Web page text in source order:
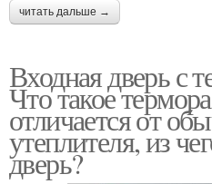
читать дальше →
Входная дверь с
Что такое
отличается от
утеплителя, из
дверь?